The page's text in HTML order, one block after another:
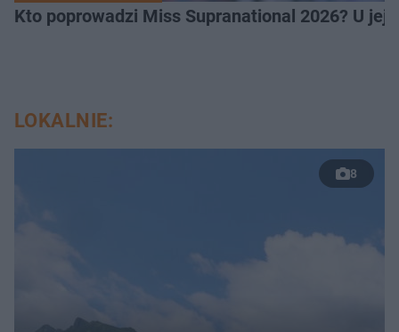
Kto poprowadzi Miss Supranational 2026? U jej
LOKALNIE:
8